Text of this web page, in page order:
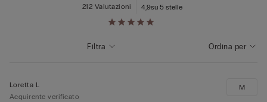
4,9su 5 stelle
212 Valutazioni
Ordina per
Filtra
Loretta L
Acquirente verificato
M